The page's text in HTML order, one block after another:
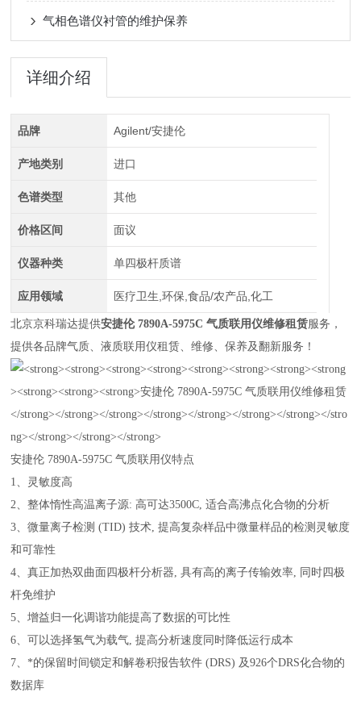
气相色谱仪衬管的维护保养
详细介绍
品牌 Agilent/安捷伦
产地类别 进口
色谱类型 其他
价格区间 面议
仪器种类 单四极杆质谱
应用领域 医疗卫生,环保,食品/农产品,化工
北京京科瑞达提供安捷伦 7890A-5975C 气质联用仪维修租赁服务，
提供各品牌气质、液质联用仪租赁、维修、保养及翻新服务！
安捷伦 7890A-5975C 气质联用仪特点
1、灵敏度高
2、整体惰性高温离子源: 高可达3500C, 适合高沸点化合物的分析
3、微量离子检测 (TID) 技术, 提高复杂样品中微量样品的检测灵敏度
和可靠性
4、真正加热双曲面四极杆分析器, 具有高的离子传输效率, 同时四极
杆免维护
5、增益归一化调谐功能提高了数据的可比性
6、可以选择氢气为载气, 提高分析速度同时降低运行成本
7、*的保留时间锁定和解卷积报告软件 (DRS) 及926个DRS化合物的
数据库